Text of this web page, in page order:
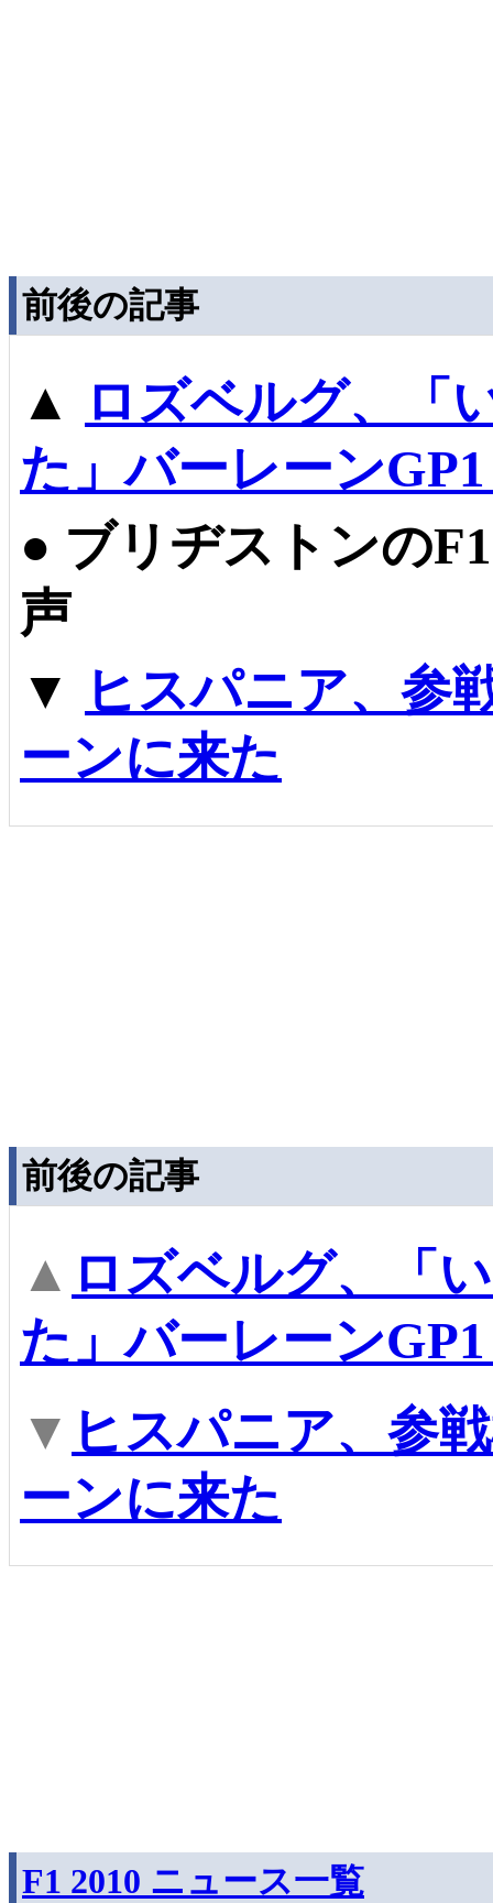
前後の記事
▲ ロズベルグ、「
た」バーレーン
● ブリヂストンの
声
▼ ヒスパニア、参
ーンに来た
前後の記事
▲ ロズベルグ、「
た」バーレーン
▼ ヒスパニア、参
ーンに来た
F1 2010 ニュース一覧